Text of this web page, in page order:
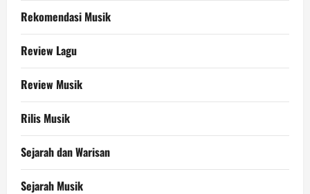
Rekomendasi Musik
Review Lagu
Review Musik
Rilis Musik
Sejarah dan Warisan
Sejarah Musik